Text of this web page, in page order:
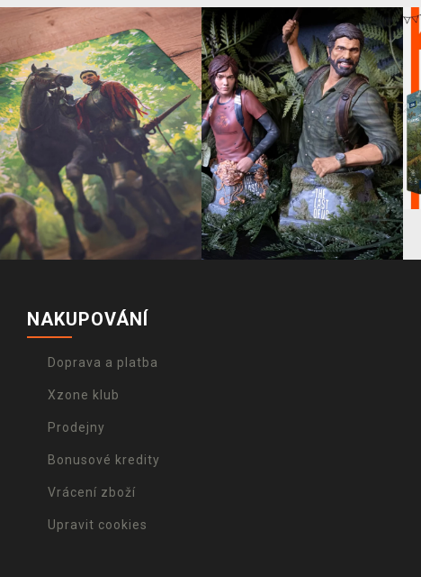
NAKUPOVÁNÍ
Doprava a platba
Xzone klub
Prodejny
Bonusové kredity
Vrácení zboží
Upravit cookies